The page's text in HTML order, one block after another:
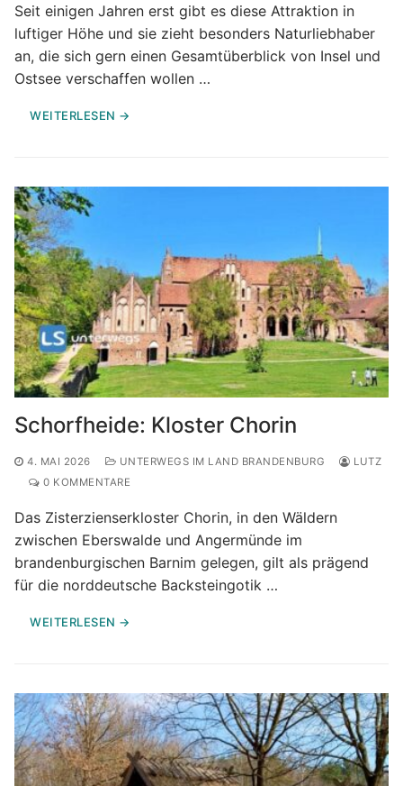
Seit einigen Jahren erst gibt es diese Attraktion in
luftiger Höhe und sie zieht besonders Naturliebhaber
an, die sich gern einen Gesamtüberblick von Insel und
Ostsee verschaffen wollen …
WEITERLESEN →
Schorfheide: Kloster Chorin
4. MAI 2026 UNTERWEGS IM LAND BRANDENBURG
LUTZ
0 KOMMENTARE
Das Zisterzienserkloster Chorin, in den Wäldern
zwischen Eberswalde und Angermünde im
brandenburgischen Barnim gelegen, gilt als prägend
für die norddeutsche Backsteingotik …
WEITERLESEN →